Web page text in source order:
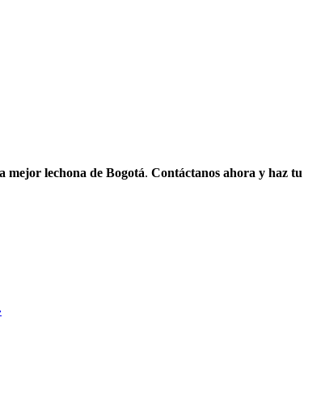
mejor lechona de Bogotá. Contáctanos ahora y haz tu